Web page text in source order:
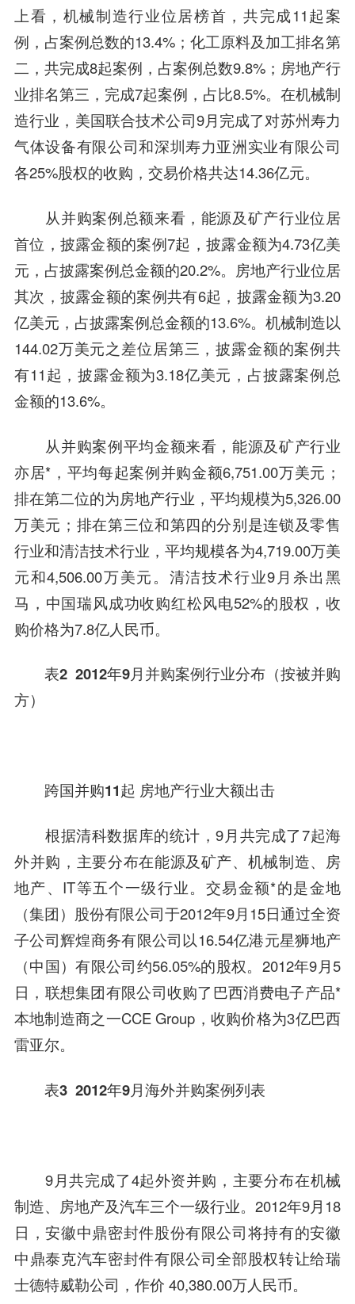
上看，机械制造行业位居榜首，共完成11起案
例，占案例总数的13.4%； 化工原料及加工排名第
二，共完成8起案例，占案例总数9.8%； 房地产行
业排名第三，完成7起案例，占比8.5%。在机械制
造行业，美国联合技术公司9月完成了对苏州寿力
气体设备有限公司和深圳寿力亚洲实业有限公司
各25%股权的收购，交易价格共达14.36亿元。
从并购案例总额来看， 能源及矿产行业位居
首位，披露金额的案例7起，披露金额为4.73亿美
元，占披露案例总金额的20.2%。房地产行业位居
其次，披露金额的案例共有6起，披露金额为3.20
亿美元，占披露案例总金额的13.6%。机械制造以
144.02万美元之差位居第三，披露金额的案例共
有11起，披露金额为3.18亿美元，占披露案例总
金额的13.6%。
从并购案例平均金额来看，能源及矿产行业
亦居*，平均每起案例并购金额6,751.00万美元；
排在第二位的为房地产行业，平均规模为5,326.00
万美元；排在第三位和第四的分别是连锁及零售
行业和清洁技术行业，平均规模各为4,719.00万美
元和4,506.00万美元。 清洁技术行业9月杀出黑
马，中国瑞风成功收购红松风电52%的股权，收
购价格为7.8亿人民币。
表2 2012年9月并购案例行业分布（按被并购
方）
跨国并购11起 房地产行业大额出击
根据清科数据库的统计，9月共完成了7起海
外并购，主要分布在能源及矿产、机械制造、房
地产、 IT等五个一级行业。交易金额*的是金地
（集团）股份有限公司于2012年9月15日通过全资
子公司辉煌商务有限公司以16.54亿港元星狮地产
（中国）有限公司约56.05%的股权。2012年9月5
日， 联想集团有限公司收购了巴西消费电子产品*
本地制造商之一CCE Group，收购价格为3亿巴西
雷亚尔。
表3 2012年9月海外并购案例列表
9月共完成了4起外资并购，主要分布在机械
制造、房地产及汽车三个一级行业。2012年9月18
日，安徽中鼎密封件股份有限公司将持有的安徽
中鼎泰克汽车密封件有限公司全部股权转让给瑞
士德特威勒公司，作价 40,380.00万人民币。